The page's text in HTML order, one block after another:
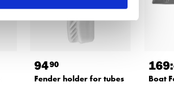
9490
Fender holder for tubes
169
Boat